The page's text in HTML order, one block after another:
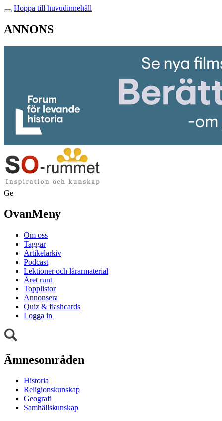
Hoppa till huvudinnehåll
ANNONS
Ge
OvanMeny
Om oss
Taggar
Artikelarkiv
Podcast
Lektioner och lärarmaterial
Året runt
Topplistor
Annonsera
Quiz & flashcards
Logga in
Ämnesområden
Historia
Religionskunskap
Geografi
Samhällskunskap